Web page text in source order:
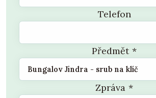
Telefon
Předmět*
Zpráva *